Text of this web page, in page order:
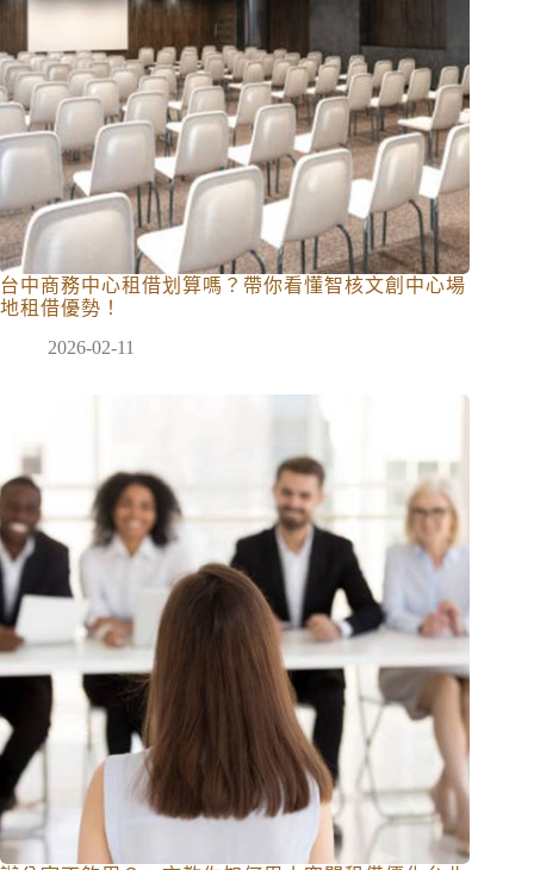
台中商務中心租借划算嗎？帶你看懂智核文創中心場
地租借優勢！
2026-02-11